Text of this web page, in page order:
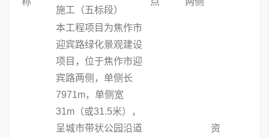
施工（五标段）
本工程项目为焦作市
迎宾路绿化景观建设
项目，位于焦作市迎
宾路两侧，单侧长
7971m，单侧宽
31m（或31.5米），
呈城市带状公园沿道
资